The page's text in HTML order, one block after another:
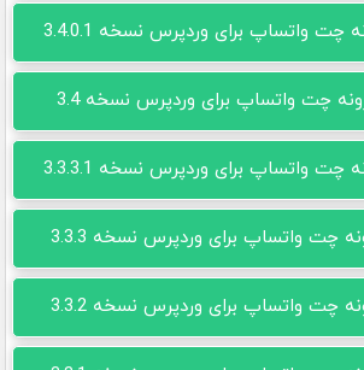
چت واتساپ برای وردپرس نسخه 3.4.0.1
چت واتساپ برای وردپرس نسخه 3.4
چت واتساپ برای وردپرس نسخه 3.3.3.1
چت واتساپ برای وردپرس نسخه 3.3.3
چت واتساپ برای وردپرس نسخه 3.3.2